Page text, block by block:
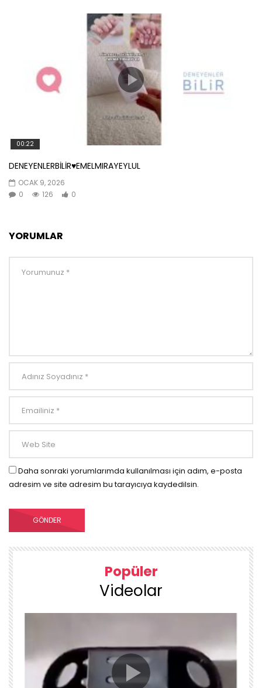
00:22
DENEYENLERBİLİR♥️EMELMIRAYEYLUL
OCAK 9, 2026
0
126 0
YORUMLAR
Daha sonraki yorumlarımda kullanılması için adım, e-posta
adresim ve site adresim bu tarayıcıya kaydedilsin.
Popüler
Videolar